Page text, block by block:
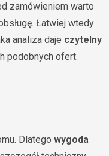
zamówieniem warto
Łatwiej wtedy
analiza daje czytelny
podobnych ofert.
Dlatego wygoda